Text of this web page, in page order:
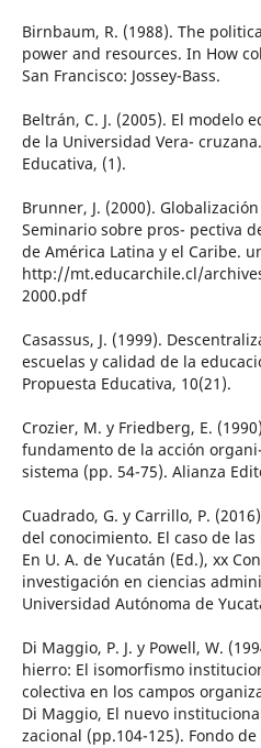
Birnbaum, R. (1988). The
power and resources. In How
San Francisco: Jossey-Bass.
Beltrán, C. J. (2005). El modelo
de la Universidad Vera-
Educativa, (1).
Brunner, J. (2000).
Seminario sobre pros- pectiva
de América Latina y el Caribe.
http://mt.educarchile.cl/
2000.pdf
Casassus, J. (1999).
escuelas y calidad de la
Propuesta Educativa, 10(21).
Crozier, M. y Friedberg, E.
fundamento de la acción
sistema (pp. 54-75). Alianza
Cuadrado, G. y Carrillo, P.
del conocimiento. El caso de
En U. A. de Yucatán (Ed.), xx
investigación en ciencias
Universidad Autónoma de
Di Maggio, P. J. y Powell, W.
hierro: El isomorfismo
colectiva en los campos
Di Maggio, El nuevo
zacional (pp.104-125). Fondo